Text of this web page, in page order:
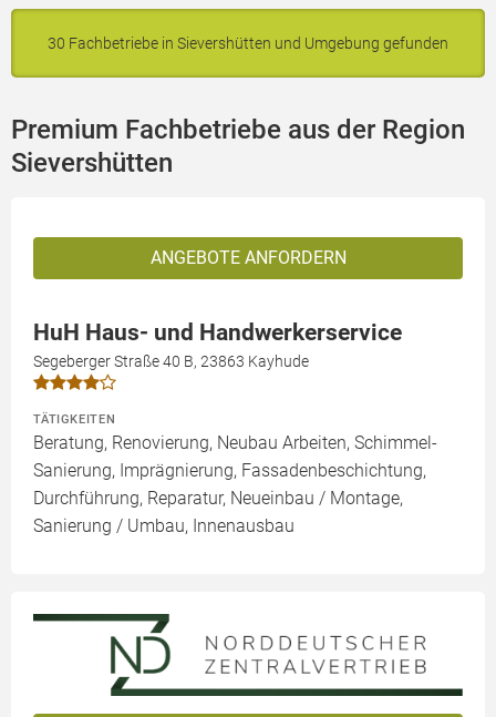
30 Fachbetriebe in Sievershütten und Umgebung gefunden
Premium Fachbetriebe aus der Region
Sievershütten
ANGEBOTE ANFORDERN
HuH Haus- und Handwerkerservice
Segeberger Straße 40 B, 23863 Kayhude
TÄTIGKEITEN
Beratung, Renovierung, Neubau Arbeiten, Schimmel-
Sanierung, Imprägnierung, Fassadenbeschichtung,
Durchführung, Reparatur, Neueinbau / Montage,
Sanierung / Umbau, Innenausbau